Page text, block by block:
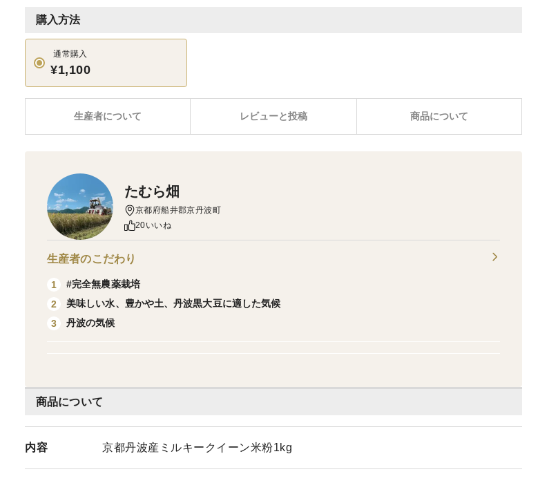
購入方法
通常購入
¥1,100
レビューと投稿 商品について
生産者について
商品について
内容 京都丹波産ミルキークイーン米粉1kg
たむら畑
京都府船井郡京丹波町
20いいね
生産者のこだわり
1
#完全無農薬栽培
2
美味しい水、豊かや土、丹波黒大豆に適した気候
3
丹波の気候